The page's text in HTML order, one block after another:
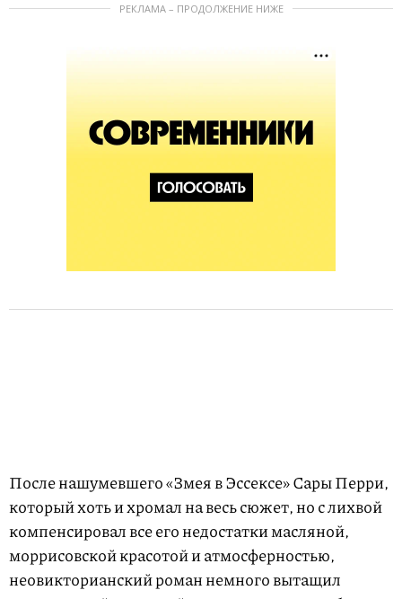
РЕКЛАМА – ПРОДОЛЖЕНИЕ НИЖЕ
После нашумевшего «Змея в Эссексе» Сары Перри,
который хоть и хромал на весь сюжет, но с лихвой
компенсировал все его недостатки масляной,
моррисовской красотой и атмосферностью,
неовикторианский роман немного вытащил